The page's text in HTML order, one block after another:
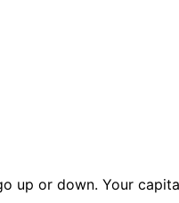
up or down. Your